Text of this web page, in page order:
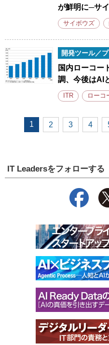
が鮮明に─サ
サイボウズ
開発ツール／
国内ローコー
調、今後はAI
ITR ローコ
1 2 3 4
IT Leadersをフォローする